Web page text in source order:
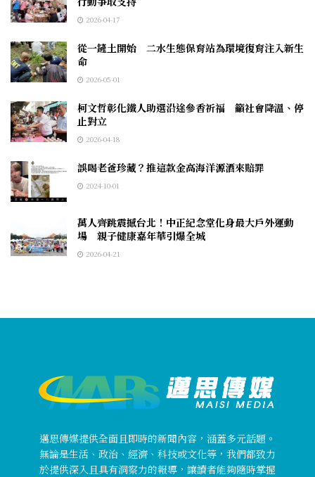
2026-04-17
從一鏟土開始 二水生態保育站為環境復育注入新生
命
2026-05-01
柯文哲彰化鐵人助選沿途參香祈福 籲社會降溫、停
止對立
2026-04-18
誤喝老爸珍藏？推這款金高海洋源酒來賠罪
2024-10-01
萬人齊跳震撼台北！中正紀念堂化身最大戶外運動
場 親子健康嘉年華引爆全城
2026-04-21
邁思傳媒提供全面且即時的新聞內容，涵蓋多元話題。
無論是生活、政治、經濟、科技或文化等，我們都致力
於提供深入且具有洞察力的報導，讓讀者能夠隨時掌握